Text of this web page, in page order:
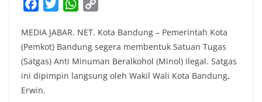
c
e
b
o
o
i
t
t
e
W
a
t
s
A
p
y
L
i
MEDIA JABAR. NET. Kota Bandung – Pemerintah Kota
(Pemkot) Bandung segera membentuk Satuan Tugas
(Satgas) Anti Minuman Beralkohol (Minol) Ilegal. Satgas
ini dipimpin langsung oleh Wakil Wali Kota Bandung,
Erwin.